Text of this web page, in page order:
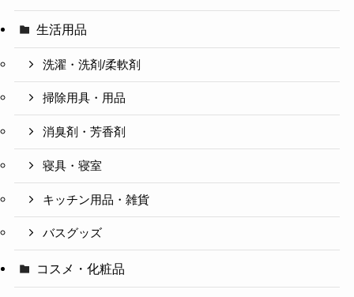
生活用品
洗濯・洗剤/柔軟剤
掃除用具・用品
消臭剤・芳香剤
寝具・寝室
キッチン用品・雑貨
バスグッズ
コスメ・化粧品